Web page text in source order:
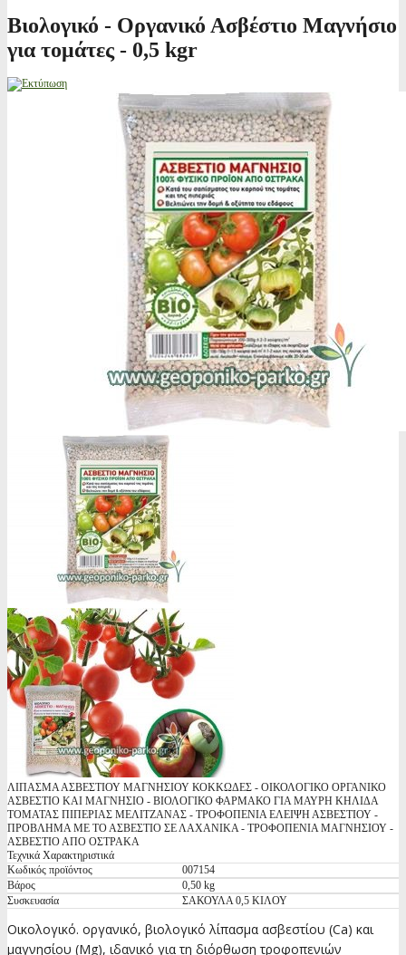
Βιολογικό - Οργανικό Ασβέστιο Μαγνήσιο
για τομάτες - 0,5 kgr
ΛΙΠΑΣΜΑ ΑΣΒΕΣΤΙΟΥ ΜΑΓΝΗΣΙΟΥ ΚΟΚΚΩΔΕΣ - ΟΙΚΟΛΟΓΙΚΟ ΟΡΓΑΝΙΚΟ
ΑΣΒΕΣΤΙΟ ΚΑΙ ΜΑΓΝΗΣΙΟ - ΒΙΟΛΟΓΙΚΟ ΦΑΡΜΑΚΟ ΓΙΑ ΜΑΥΡΗ ΚΗΛΙΔΑ
ΤΟΜΑΤΑΣ ΠΙΠΕΡΙΑΣ ΜΕΛΙΤΖΑΝΑΣ - ΤΡΟΦΟΠΕΝΙΑ ΕΛΕΙΨΗ ΑΣΒΕΣΤΙΟΥ -
ΠΡΟΒΛΗΜΑ ΜΕ ΤΟ ΑΣΒΕΣΤΙΟ ΣΕ ΛΑΧΑΝΙΚΑ - ΤΡΟΦΟΠΕΝΙΑ ΜΑΓΝΗΣΙΟΥ -
ΑΣΒΕΣΤΙΟ ΑΠΟ ΟΣΤΡΑΚΑ
Τεχνικά Χαρακτηριστικά
Κωδικός προϊόντος
007154
Βάρος
0,50 kg
Συσκευασία
ΣΑΚΟΥΛΑ 0,5 ΚΙΛΟΥ
Οικολογικό. οργανικό, βιολογικό λίπασμα ασβεστίου (Ca) και
μαγνησίου (Mg), ιδανικό για τη διόρθωση τροφοπενιών